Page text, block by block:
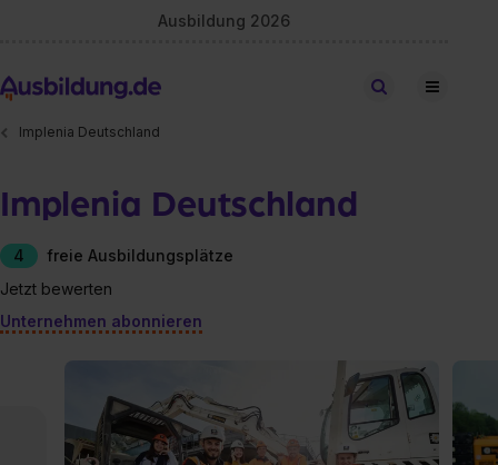
Ausbildung 2026
Stellen finden
Implenia Deutschland
Implenia Deutschland
4
freie Ausbildungsplätze
Jetzt bewerten
Unternehmen abonnieren